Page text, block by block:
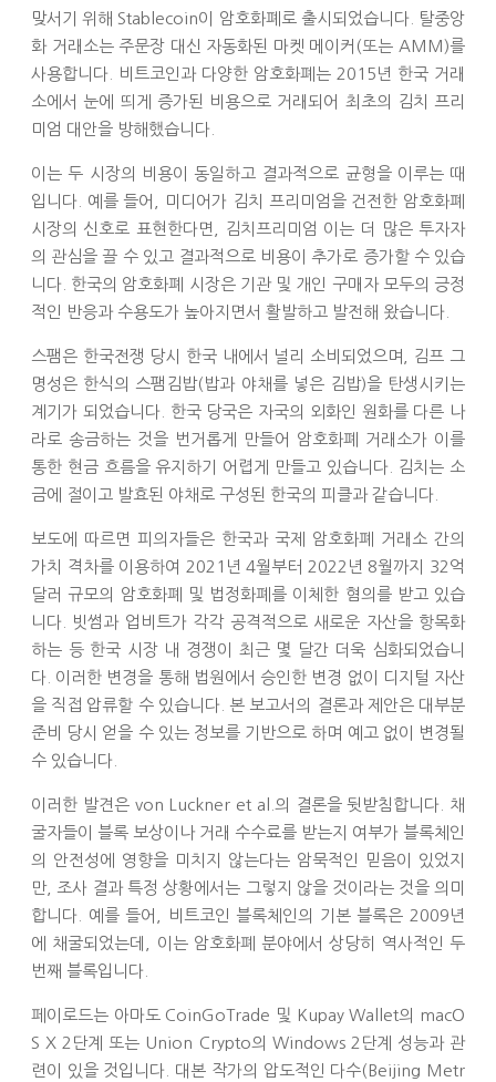
맞서기 위해 Stablecoin이 암호화폐로 출시되었습니다. 탈중앙
화 거래소는 주문장 대신 자동화된 마켓 메이커(또는 AMM)를
사용합니다. 비트코인과 다양한 암호화폐는 2015년 한국 거래
소에서 눈에 띄게 증가된 비용으로 거래되어 최초의 김치 프리
미엄 대안을 방해했습니다.
이는 두 시장의 비용이 동일하고 결과적으로 균형을 이루는 때
입니다. 예를 들어, 미디어가 김치 프리미엄을 건전한 암호화폐
시장의 신호로 표현한다면,
김치프리미엄 이는 더 많은 투자자
의 관심을 끌 수 있고 결과적으로 비용이 추가로 증가할 수 있습
니다. 한국의 암호화폐 시장은 기관 및 개인 구매자 모두의 긍정
적인 반응과 수용도가 높아지면서 활발하고 발전해 왔습니다.
스팸은 한국전쟁 당시 한국 내에서 널리 소비되었으며, 김프 그
명성은 한식의 스팸김밥(밥과 야채를 넣은 김밥)을 탄생시키는
계기가 되었습니다. 한국 당국은 자국의 외화인 원화를 다른 나
라로 송금하는 것을 번거롭게 만들어 암호화폐 거래소가 이를
통한 현금 흐름을 유지하기 어렵게 만들고 있습니다. 김치는 소
금에 절이고 발효된 야채로 구성된 한국의 피클과 같습니다.
보도에 따르면 피의자들은 한국과 국제 암호화폐 거래소 간의
가치 격차를 이용하여 2021년 4월부터 2022년 8월까지 32억
달러 규모의 암호화폐 및 법정화폐를 이체한 혐의를 받고 있습
니다. 빗썸과 업비트가 각각 공격적으로 새로운 자산을 항목화
하는 등 한국 시장 내 경쟁이 최근 몇 달간 더욱 심화되었습니
다. 이러한 변경을 통해 법원에서 승인한 변경 없이 디지털 자산
을 직접 압류할 수 있습니다. 본 보고서의 결론과 제안은 대부분
준비 당시 얻을 수 있는 정보를 기반으로 하며 예고 없이 변경될
수 있습니다.
이러한 발견은 von Luckner et al.의 결론을 뒷받침합니다. 채
굴자들이 블록 보상이나 거래 수수료를 받는지 여부가 블록체인
의 안전성에 영향을 미치지 않는다는 암묵적인 믿음이 있었지
만, 조사 결과 특정 상황에서는 그렇지 않을 것이라는 것을 의미
합니다. 예를 들어, 비트코인 ​​블록체인의 기본 블록은 2009년
에 채굴되었는데, 이는 암호화폐 분야에서 상당히 역사적인 두
번째 블록입니다.
페이로드는 아마도 CoinGoTrade 및 Kupay Wallet의 macO
S X 2단계 또는 Union Crypto의 Windows 2단계 성능과 관
련이 있을 것입니다. 대본 작가의 압도적인 다수(Beijing Metr